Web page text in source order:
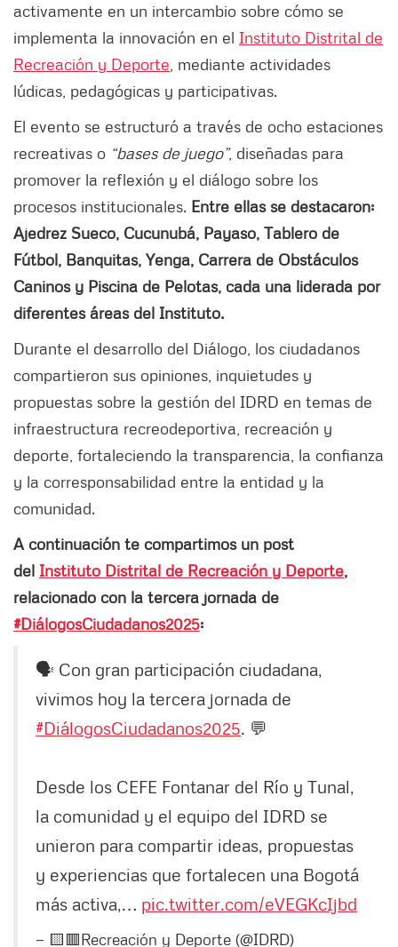
activamente en un intercambio sobre cómo se
implementa la innovación en el Instituto Distrital de
Recreación y Deporte , mediante actividades
lúdicas, pedagógicas y participativas.
El evento se estructuró a través de ocho estaciones
recreativas o “bases de juego”, diseñadas para
promover la reflexión y el diálogo sobre los
procesos institucionales. Entre ellas se destacaron:
Ajedrez Sueco, Cucunubá, Payaso, Tablero de
Fútbol, Banquitas, Yenga, Carrera de Obstáculos
Caninos y Piscina de Pelotas, cada una liderada por
diferentes áreas del Instituto.
Durante el desarrollo del Diálogo, los ciudadanos
compartieron sus opiniones, inquietudes y
propuestas sobre la gestión del IDRD en temas de
infraestructura recreodeportiva, recreación y
deporte, fortaleciendo la transparencia, la confianza
y la corresponsabilidad entre la entidad y la
comunidad.
A continuación te compartimos un post
del Instituto Distrital de Recreación y Deporte,
relacionado con la tercera jornada de
#DiálogosCiudadanos2025:
🗣️ Con gran participación ciudadana,
vivimos hoy la tercera jornada de
#DiálogosCiudadanos2025. 💬
Desde los CEFE Fontanar del Río y Tunal,
la comunidad y el equipo del IDRD se
unieron para compartir ideas, propuestas
y experiencias que fortalecen una Bogotá
más activa,… pic.twitter.com/eVEGKcIjbd
— 🟨🟥Recreación y Deporte (@IDRD)